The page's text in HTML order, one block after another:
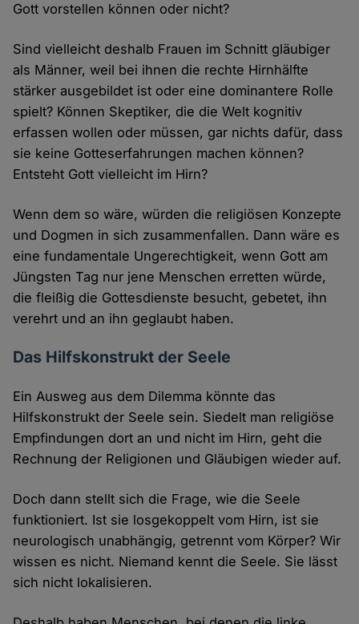
Gott vorstellen können oder nicht?
Sind vielleicht deshalb Frauen im Schnitt gläubiger
als Männer, weil bei ihnen die rechte Hirnhälfte
stärker ausgebildet ist oder eine dominantere Rolle
spielt? Können Skeptiker, die die Welt kognitiv
erfassen wollen oder müssen, gar nichts dafür, dass
sie keine Gotteserfahrungen machen können?
Entsteht Gott vielleicht im Hirn?
Wenn dem so wäre, würden die religiösen Konzepte
und Dogmen in sich zusammenfallen. Dann wäre es
eine fundamentale Ungerechtigkeit, wenn Gott am
Jüngsten Tag nur jene Menschen erretten würde,
die fleißig die Gottesdienste besucht, gebetet, ihn
verehrt und an ihn geglaubt haben.
Das Hilfskonstrukt der Seele
Ein Ausweg aus dem Dilemma könnte das
Hilfskonstrukt der Seele sein. Siedelt man religiöse
Empfindungen dort an und nicht im Hirn, geht die
Rechnung der Religionen und Gläubigen wieder auf.
Doch dann stellt sich die Frage, wie die Seele
funktioniert. Ist sie losgekoppelt vom Hirn, ist sie
neurologisch unabhängig, getrennt vom Körper? Wir
wissen es nicht. Niemand kennt die Seele. Sie lässt
sich nicht lokalisieren.